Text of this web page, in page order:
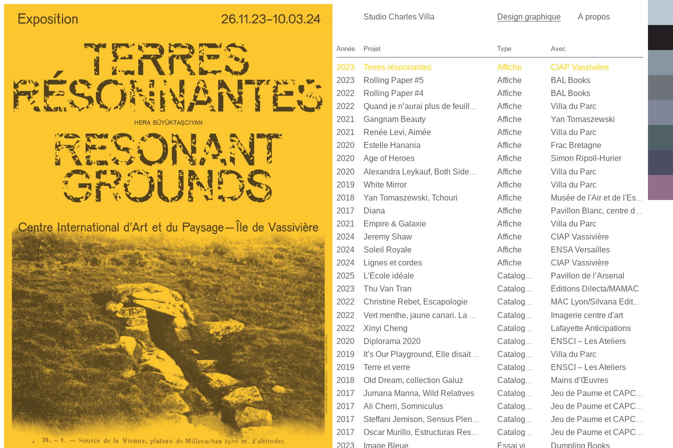
Studio Charles Villa Design graphique À propos
Année Projet Type Avec
2023 Terres résonnantes Affiche
CIAP Vassivière
2023
Rolling Paper #5 Affiche
BAL Books
2022
Rolling Paper #4 Affiche
BAL Books
2022
Quand je n’aurai plus de feuille, […] Affiche
Villa du Parc
2021
Gangnam Beauty Affiche
Yan Tomaszewski
2021
Renée Levi, Aimée Affiche
Villa du Parc
2020
Estelle Hanania Affiche
Frac Bretagne
2020
Age of Heroes Affiche
Simon Ripoll-Hurier
2020
Alexandra Leykauf, Both Sides Now Affiche
Villa du Parc
2019
White Mirror Affiche
Villa du Parc
2018
Yan Tomaszewski, Tchouri Affiche
2017 Diana Affiche
2021 Empire & Galaxie Affiche
Villa du Parc
2024
Jeremy Shaw Affiche
CIAP Vassivière
2024
Soleil Royale Affiche
ENSA Versailles
2024
Lignes et cordes Affiche
CIAP Vassivière
2025
L’École idéale Catalogue d’exposition
Pavillon de l’Arsenal
2023
Thu Van Tran Catalogue d’exposition
Éditions Dilecta/MAMAC
2022
Christine Rebet, Escapologie Catalogue d’exposition MAC Lyon/Silvana Editoriale
2022
Imagerie centre d'art
2022
Xinyi Cheng
Lafayette Anticipations
2020
Diplorama 2020
ENSCI – Les Ateliers
2019
Villa du Parc
2019
Terre et verre
ENSCI – Les Ateliers
2018
Old Dream, collection Galuz Catalogue d’exposition
Mains d’Œuvres
2017
Jumana Manna, Wild Relatives Catalogue d’exposition Jeu de Paume et CAPC Bordeaux
2017 Ali Cherri, Somniculus Catalogue d’exposition Jeu de Paume et CAPC Bordeaux
2017 Steffani Jemison, Sensus Plenior Catalogue d’exposition Jeu de Paume et CAPC Bordeaux
2017 Oscar Murillo, Estructuras Resonantes Catalogue d’exposition Jeu de Paume et CAPC Bordeaux
2023 Image Bleue Dumpling Books